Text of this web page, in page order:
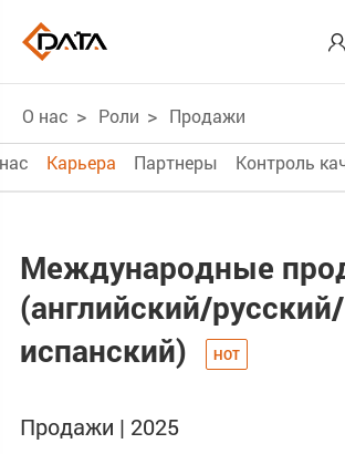

О нас Роли
Продажи
Карьера Партнеры Контроль
Международные
(английский/русский/
испанский)
Продажи | 2025